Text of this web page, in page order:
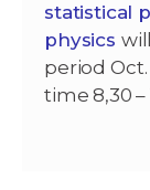
statistical
physics
period Oct.
time 8,30 –